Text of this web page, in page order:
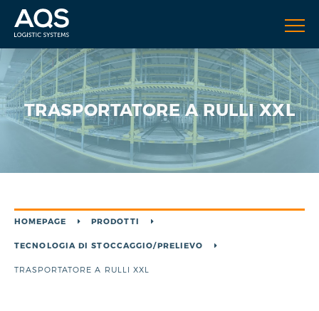
TRASPORTATORE A RULLI XXL
HOMEPAGE PRODOTTI
TECNOLOGIA DI STOCCAGGIO/PRELIEVO
TRASPORTATORE A RULLI XXL